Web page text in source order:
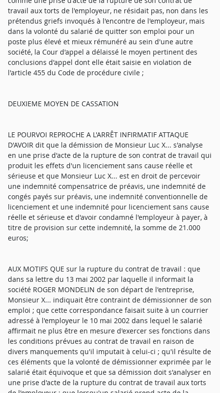
travail aux torts de l'employeur, ne résidait pas, non dans les
prétendus griefs invoqués à l'encontre de l'employeur, mais
dans la volonté du salarié de quitter son emploi pour un
poste plus élevé et mieux rémunéré au sein d'une autre
société, la Cour d'appel a délaissé le moyen pertinent des
conclusions d'appel dont elle était saisie en violation de
l'article 455 du Code de procédure civile ;
DEUXIEME MOYEN DE CASSATION
LE POURVOI REPROCHE A L'ARRÊT INFIRMATIF ATTAQUE
D'AVOIR dit que la démission de Monsieur Luc X... s'analyse
en une prise d'acte de la rupture de son contrat de travail qui
produit les effets d'un licenciement sans cause réelle et
sérieuse et que Monsieur Luc X... est en droit de percevoir
une indemnité compensatrice de préavis, une indemnité de
congés payés sur préavis, une indemnité conventionnelle de
licenciement et une indemnité pour licenciement sans cause
réelle et sérieuse et d'avoir condamné l'employeur à payer, à
titre de provision sur cette indemnité, la somme de 21.000
euros;
AUX MOTIFS QUE sur la rupture du contrat de travail : que
dans sa lettre du 13 mai 2002 par laquelle il informait la
société ROGER MONDELIN de son départ de l'entreprise,
Monsieur X... indiquait être contraint de démissionner de son
emploi ; que cette correspondance faisait suite à un courrier
adressé à l'employeur le 10 mai 2002 dans lequel le salarié
affirmait ne plus être en mesure d'exercer ses fonctions dans
les conditions prévues au contrat de travail en raison de
divers manquements qu'il imputait à celui-ci ; qu'il résulte de
ces éléments que la volonté de démissionner exprimée par le
salarié était équivoque et que sa démission doit s'analyser en
une prise d'acte de la rupture du contrat de travail aux torts